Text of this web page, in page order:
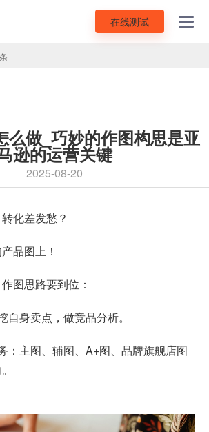
在线测试
么做_巧妙的作图构思是亚
逊的运营关键
2025-08-20
化差发愁？
品图上！
图思路要到位：
自身卖点，做竞品分析。
：主图、辅图、A+图、品牌旗舰店图